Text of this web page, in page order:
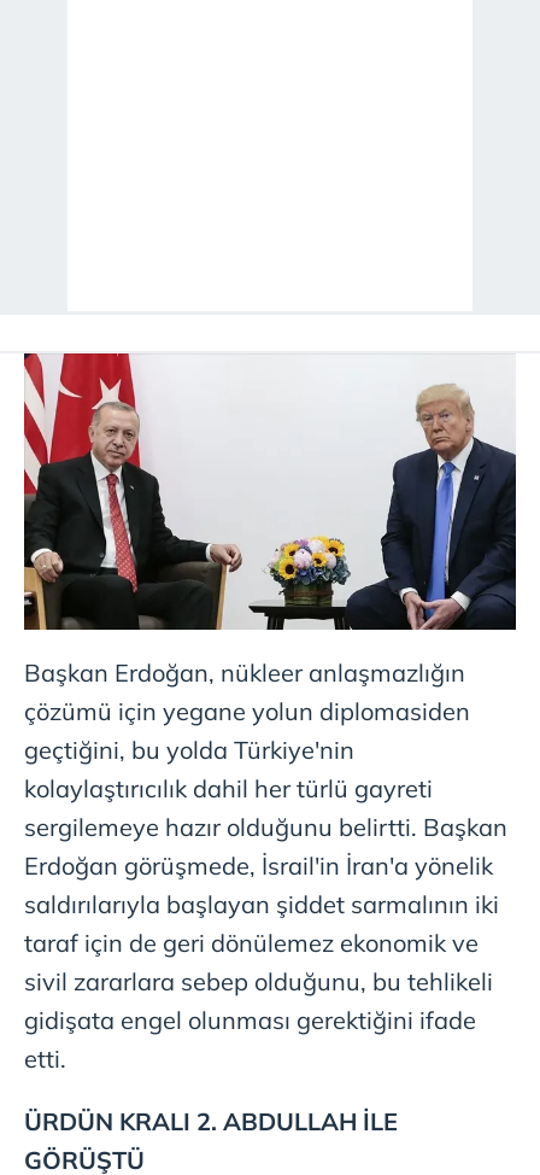
Başkan Erdoğan, nükleer anlaşmazlığın
çözümü için yegane yolun diplomasiden
geçtiğini, bu yolda Türkiye'nin
kolaylaştırıcılık dahil her türlü gayreti
sergilemeye hazır olduğunu belirtti. Başkan
Erdoğan görüşmede, İsrail'in İran'a yönelik
saldırılarıyla başlayan şiddet sarmalının iki
taraf için de geri dönülemez ekonomik ve
sivil zararlara sebep olduğunu, bu tehlikeli
gidişata engel olunması gerektiğini ifade
etti.
ÜRDÜN KRALI 2. ABDULLAH İLE
GÖRÜŞTÜ